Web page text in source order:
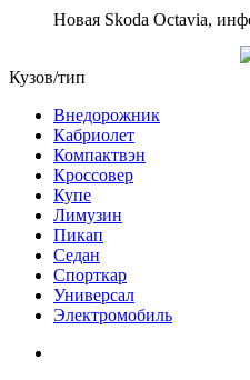
Новая Skoda Octavia,
Кузов/тип
Внедорожник
Кабриолет
Компактвэн
Кроссовер
Купе
Лимузин
Пикап
Седан
Спорткар
Универсал
Электромобиль